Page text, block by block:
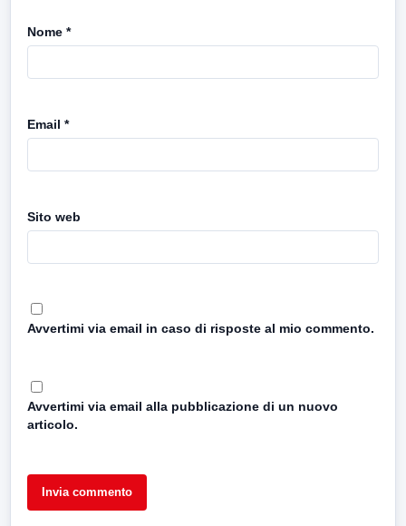
Nome *
Email *
Sito web
Avvertimi via email in caso di risposte al mio commento.
Avvertimi via email alla pubblicazione di un nuovo
articolo.